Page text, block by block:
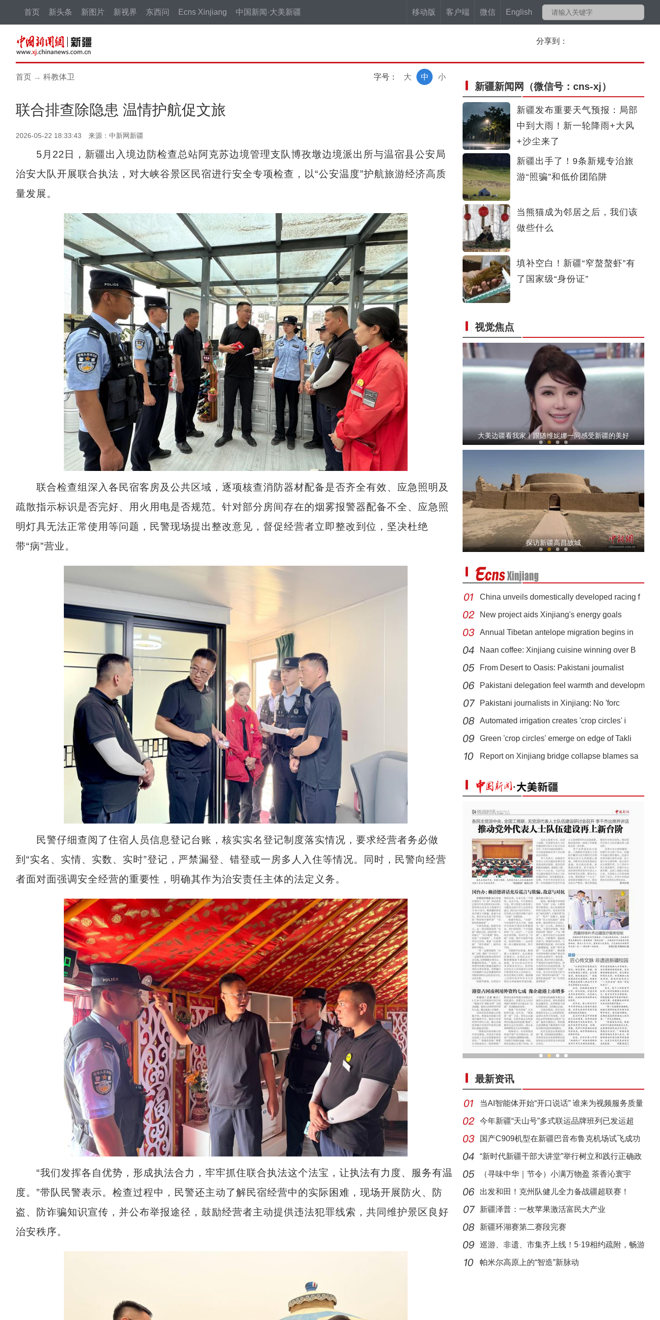
移动版 客户端 微信 English
首页 新头条 新图片 新视界 东西问 Ecns Xinjiang 中国新闻·大美新疆
分享到：
首页 → 科教体卫 字号： 小
中
大
联合排查除隐患 温情护航促文旅
2026-05-22 18:33:43 来源：中新网新疆
5月22日，新疆出入境边防检查总站阿克苏边境管理支队博孜墩边境派出所与温宿县公安局
治安大队开展联合执法，对大峡谷景区民宿进行安全专项检查，以“公安温度”护航旅游经济高质
量发展。
联合检查组深入各民宿客房及公共区域，逐项核查消防器材配备是否齐全有效、应急照明及
疏散指示标识是否完好、用火用电是否规范。针对部分房间存在的烟雾报警器配备不全、应急照
明灯具无法正常使用等问题，民警现场提出整改意见，督促经营者立即整改到位，坚决杜绝
带“病”营业。
民警仔细查阅了住宿人员信息登记台账，核实实名登记制度落实情况，要求经营者务必做
到“实名、实情、实数、实时”登记，严禁漏登、错登或一房多人入住等情况。同时，民警向经营
者面对面强调安全经营的重要性，明确其作为治安责任主体的法定义务。
“我们发挥各自优势，形成执法合力，牢牢抓住联合执法这个法宝，让执法有力度、服务有温
度。”带队民警表示。检查过程中，民警还主动了解民宿经营中的实际困难，现场开展防火、防
盗、防诈骗知识宣传，并公布举报途径，鼓励经营者主动提供违法犯罪线索，共同维护景区良好
治安秩序。
新疆新闻网 （微信号：cns-xj）
新疆发布重要天气预报：局部
中到大雨！新一轮降雨+大风
+沙尘来了
新疆出手了！9条新规专治旅
游“照骗”和低价团陷阱
当熊猫成为邻居之后，我们该
做些什么
填补空白！新疆“窄螯螯虾”有
了国家级“身份证”
视觉焦点
520反诈情景短剧：朋友，你到底在找啥？
新疆乌恰：护学岗警察被萌娃包围，收到一幅最“奇怪”的画-
大美边疆看我家丨跟随维妮娜一同感受新疆的美好
新疆伊犁：文物古迹中的中华民族共同体故事
中新网视频
探访新疆高昌故城
China unveils domestically developed racing f
New project aids Xinjiang's energy goals
Annual Tibetan antelope migration begins in
Naan coffee: Xinjiang cuisine winning over B
From Desert to Oasis: Pakistani journalist
Pakistani delegation feel warmth and developm
Pakistani journalists in Xinjiang: No 'forc
Automated irrigation creates 'crop circles' i
Green 'crop circles' emerge on edge of Takli
Report on Xinjiang bridge collapse blames sa
共聚“此刻，新疆”中外博主记录新疆之美
最新资讯
当AI智能体开始“开口说话” 谁来为视频服务质量
今年新疆“天山号”多式联运品牌班列已发运超
410列
国产C909机型在新疆巴音布鲁克机场试飞成功
“新时代新疆干部大讲堂”举行树立和践行正确政
绩
（寻味中华｜节令）小满万物盈 茶香沁寰宇
出发和田！克州队健儿全力备战疆超联赛！
新疆泽普：一枚苹果激活富民大产业
新疆环湖赛第二赛段完赛
巡游、非遗、市集齐上线！5·19相约疏附，畅游
大美
帕米尔高原上的“智造”新脉动